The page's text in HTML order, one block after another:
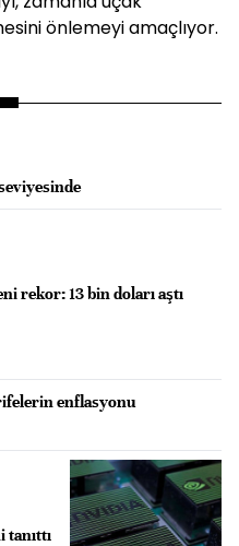
önlemeyi amaçlıyor.
rekor: 13 bin doları aştı
enflasyonu